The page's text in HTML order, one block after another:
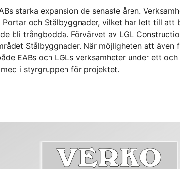
starka expansion de senaste åren.
Portar och Stålbyggnader, vilket har lett till
bli trångbodda. Förvärvet av LGL
Stålbyggnader. När möjligheten att även
EABs och LGLs verksamheter under ett
i styrgruppen för projektet.